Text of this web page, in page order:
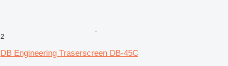
2
DB Engineering Traserscreen DB-45C